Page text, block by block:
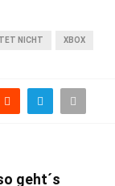
NICHT XBOX
geht´s